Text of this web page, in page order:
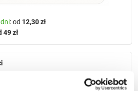
: od 12,30 zł
49 zł